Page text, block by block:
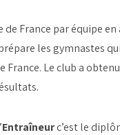
France par équipe
les gymnastes
Le club a
Entraîneurc’est le